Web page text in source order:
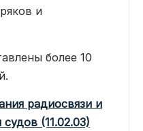
и
более 10
радиосвязи и
(11.02.03)